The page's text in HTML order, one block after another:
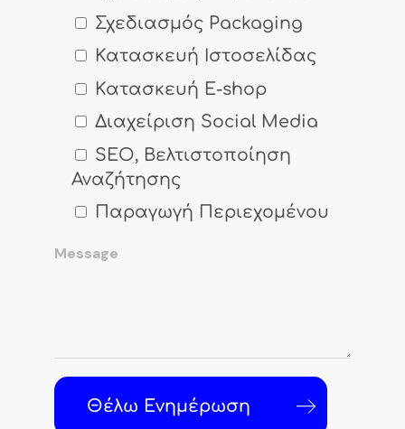
Σχεδιασμός Packaging
Κατασκευή Ιστοσελίδας
Κατασκευή E-shop
Διαχείριση Social Media
SEO, Βελτιστοποίηση
Αναζήτησης
Παραγωγή Περιεχομένου
Θέλω Ενημέρωση